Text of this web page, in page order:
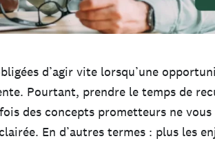
d’agir vite lorsqu’une
Pourtant, prendre le temps de
des concepts prometteurs ne
En d’autres termes : plus les